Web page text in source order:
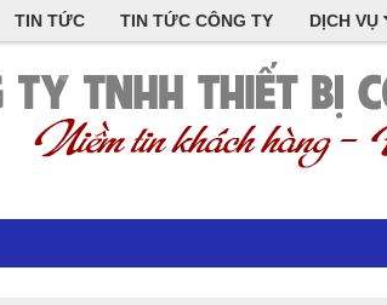
TIN TỨC TIN TỨC CÔNG TY DỊCH VỤ